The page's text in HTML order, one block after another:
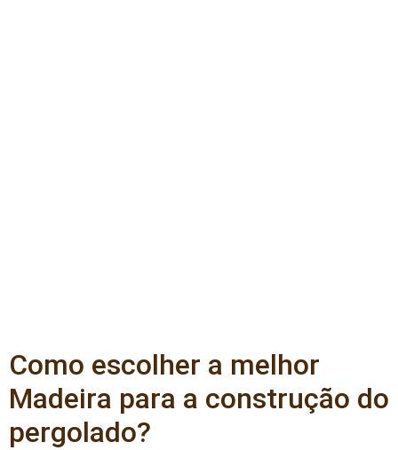
Como escolher a melhor
Madeira para a construção do
pergolado?